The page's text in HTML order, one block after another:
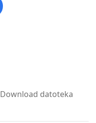
Download datoteka